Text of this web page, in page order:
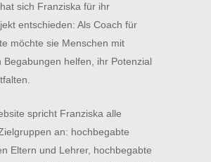
sich Franziska für ihr
entschieden: Als Coach für
möchte sie Menschen mit
Begabungen helfen, ihr Potenzial
spricht Franziska alle
an: hochbegabte
Eltern und Lehrer, hochbegabte